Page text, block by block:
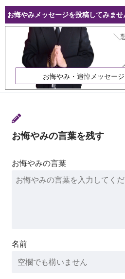
お悔やみメッセージを投稿してみませ
お悔やみ・追悼メッセー
お悔やみの言葉を残す
お悔やみの言葉
名前